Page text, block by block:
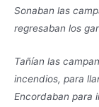
Sonaban las
regresaban los
Tañían las
incendios, para
Encordaban para